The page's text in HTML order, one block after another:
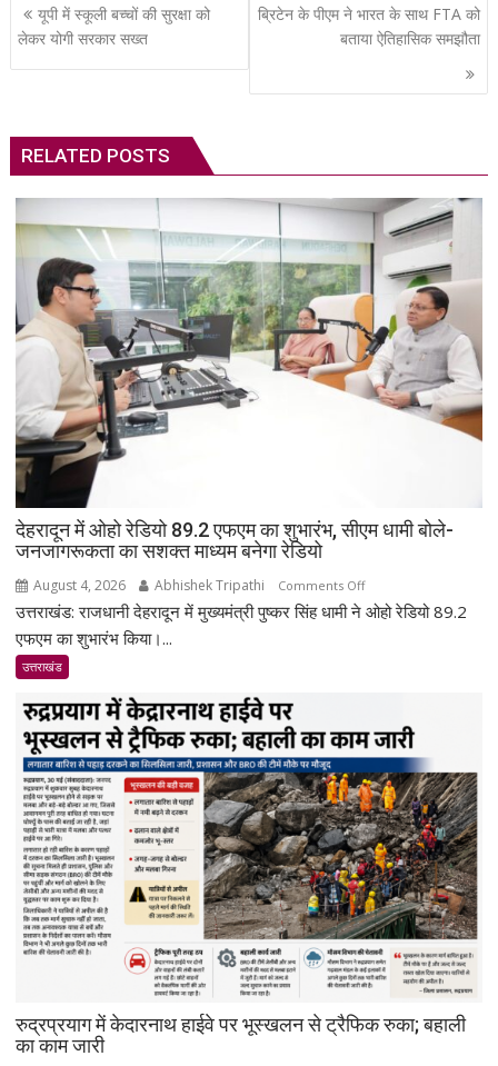
Post
navigation
यूपी में स्कूली बच्चों की सुरक्षा को
लेकर योगी सरकार सख्त
ब्रिटेन के पीएम ने भारत के साथ FTA को
बताया ऐतिहासिक समझौता
RELATED POSTS
देहरादून में ओहो रेडियो 89.2 एफएम का शुभारंभ, सीएम धामी बोले-
जनजागरूकता का सशक्त माध्यम बनेगा रेडियो
August 4, 2026 Abhishek Tripathi Comments Offon
देहरादून
एफएम
का
शुभारंभ,
सीएम
धामी
बोले-
जनजागरूकता
का
सशक्त
माध्यम
बनेगा
उत्तराखंड: राजधानी देहरादून में मुख्यमंत्री पुष्कर सिंह धामी ने ओहो रेडियो 89.2
एफएम का शुभारंभ किया।...
उत्तराखंड
रुद्रप्रयाग में केदारनाथ हाईवे पर भूस्खलन से ट्रैफिक रुका; बहाली
का काम जारी